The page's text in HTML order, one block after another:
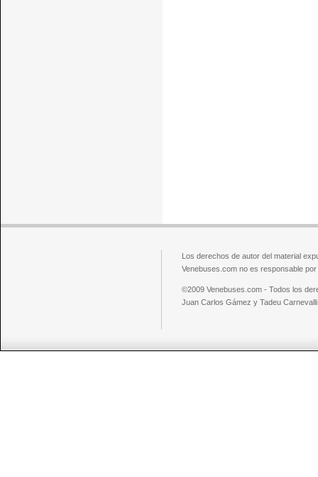
Los derechos de autor del material
Venebuses.com no es responsable
©2009 Venebuses.com - Todos los
Juan Carlos Gámez y Tadeu Carnevalli